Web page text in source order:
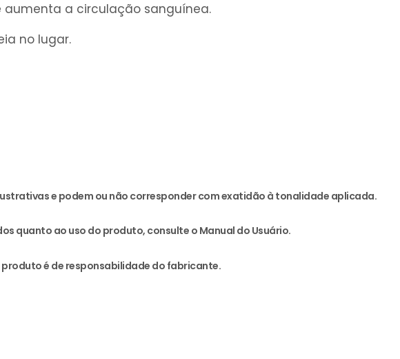
aumenta a circulação sanguínea.
no lugar.
e podem ou não corresponder com exatidão à tonalidade aplicada.
quanto ao uso do produto, consulte o Manual do Usuário.
é de responsabilidade do fabricante.